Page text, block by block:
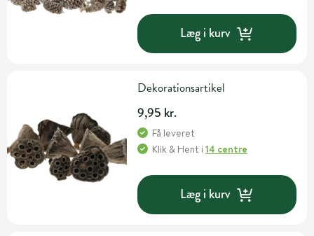
Læg i kurv
Dekorationsartikel
9,95 kr.
Få leveret
Klik & Hent i14 centre
Læg i kurv